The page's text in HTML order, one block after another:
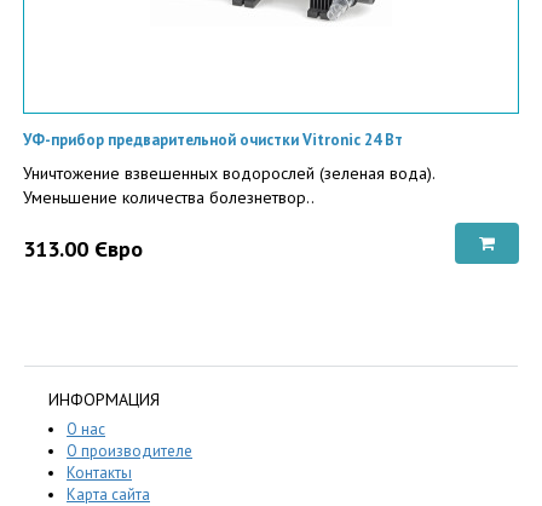
УФ-прибор предварительной очистки Vitronic 24 Вт
Уничтожение взвешенных водорослей (зеленая вода).
Уменьшение количества болезнетвор..
313.00 Євро
ИНФОРМАЦИЯ
О нас
О производителе
Контакты
Карта сайта